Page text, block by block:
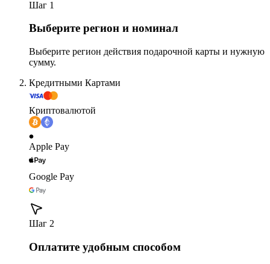
Шаг 1
Выберите регион и номинал
Выберите регион действия подарочной карты и нужную
сумму.
Кредитными Картами
Криптовалютой
Apple Pay
Google Pay
Шаг 2
Оплатите удобным способом